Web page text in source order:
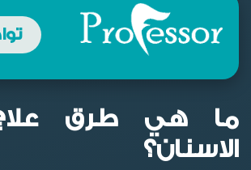
ما هي طرق
الاسنان؟